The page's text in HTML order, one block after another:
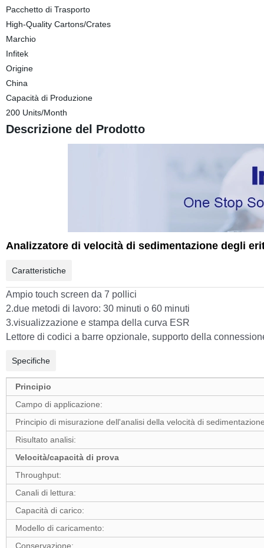
Pacchetto di Trasporto
High-Quality Cartons/Crates
Marchio
Infitek
Origine
China
Capacità di Produzione
200 Units/Month
Descrizione del Prodotto
Analizzatore di velocità di sedimentazione degli
Caratteristiche
Ampio touch screen da 7 pollici
2.due metodi di lavoro: 30 minuti o 60 minuti
3.visualizzazione e stampa della curva ESR
Lettore di codici a barre opzionale, supporto della
Specifiche
Principio
Campo di applicazione:
Principio di misurazione dell'analisi della velocità di
Risultato analisi:
Velocità/capacità di prova
Throughput:
Canali di lettura:
Capacità di carico:
Modello di caricamento:
Conservazione: